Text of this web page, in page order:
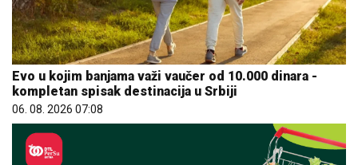
Evo u kojim banjama važi vaučer od 10.000 dinara -
kompletan spisak destinacija u Srbiji
06. 08. 2026 07:08